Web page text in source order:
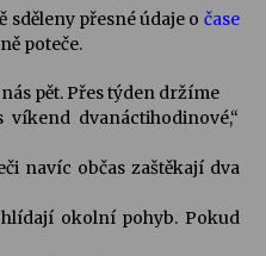
sděleny přesné údaje o čase
poteče.
pět. Přes týden držíme
dvanáctihodinové,“
navíc občas zaštěkají dva
okolní pohyb. Pokud